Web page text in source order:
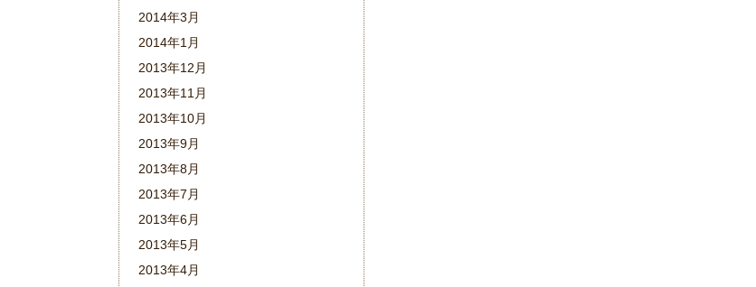
2014年3月
2014年1月
2013年12月
2013年11月
2013年10月
2013年9月
2013年8月
2013年7月
2013年6月
2013年5月
2013年4月